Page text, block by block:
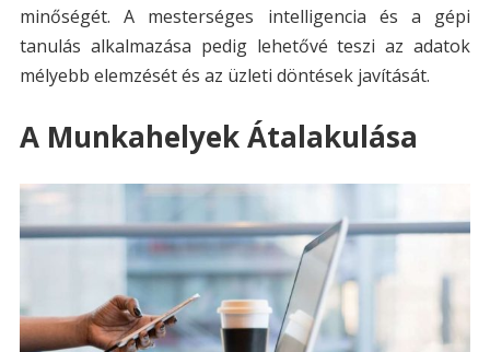
minőségét. A mesterséges intelligencia és a gépi
tanulás alkalmazása pedig lehetővé teszi az adatok
mélyebb elemzését és az üzleti döntések javítását.
A Munkahelyek Átalakulása